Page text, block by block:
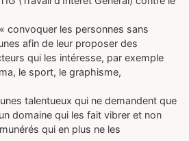
convoquer les personnes sans
afin de leur proposer des
qui les intéresse, par exemple
le sport, le graphisme,
talentueux qui ne demandent que
domaine qui les fait vibrer et non
qui en plus ne les